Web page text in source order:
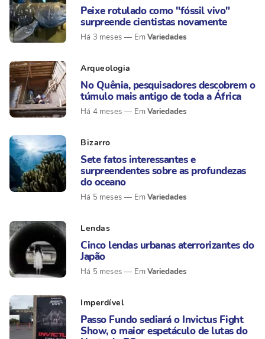
Peixe rotulado como "fóssil vivo"
surpreende cientistas novamente
Há 3 meses Variedades
Arqueologia
No Quênia, pesquisadores descobrem o
túmulo mais antigo de toda a África
Há 4 meses Variedades
Bizarro
Sete fatos interessantes e
surpreendentes sobre as profundezas
do oceano
Há 5 meses Variedades
Lendas
Cinco lendas urbanas aterrorizantes do
Japão
Há 5 meses Variedades
Imperdível
Passo Fundo sediará o Invictus Fight
Show, o maior espetáculo de lutas do